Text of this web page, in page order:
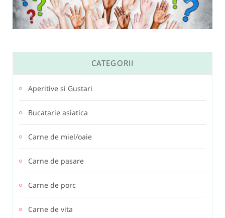
CATEGORII
Aperitive si Gustari
Bucatarie asiatica
Carne de miel/oaie
Carne de pasare
Carne de porc
Carne de vita